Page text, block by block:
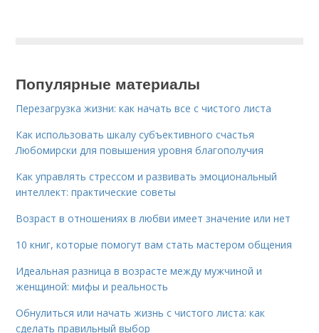
Популярные материалы
Перезагрузка жизни: как начать все с чистого листа
Как использовать шкалу субъективного счастья
Любомирски для повышения уровня благополучия
Как управлять стрессом и развивать эмоциональный
интеллект: практические советы
Возраст в отношениях в любви имеет значение или нет
10 книг, которые помогут вам стать мастером общения
Идеальная разница в возрасте между мужчиной и
женщиной: мифы и реальность
Обнулиться или начать жизнь с чистого листа: как
сделать правильный выбор